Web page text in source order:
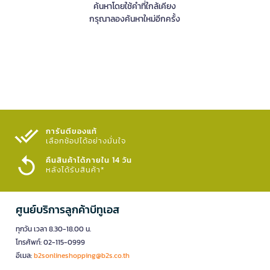
ค้นหาโดยใช้คำที่ใกล้เคียง
กรุณาลองค้นหาใหม่อีกครั้ง
การันตีของแท้
เลือกช้อปได้อย่างมั่นใจ​
คืนสินค้าได้ภายใน 14 วัน
หลังได้รับสินค้า*
ศูนย์บริการลูกค้าบีทูเอส
ทุกวัน เวลา 8.30-18.00 น.
โทรศัพท์: 02-115-0999
อีเมล:b2sonlineshopping@b2s.co.th